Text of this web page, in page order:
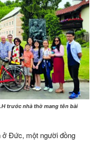
trước nhà thờ mang tên bài
ở Đức, một người đồng